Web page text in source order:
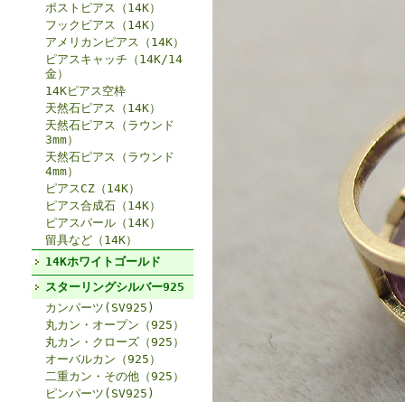
ポストピアス（14K）
フックピアス（14K）
アメリカンピアス（14K）
ピアスキャッチ（14K/14
金）
14Kピアス空枠
天然石ピアス（14K）
天然石ピアス（ラウンド
3mm）
天然石ピアス（ラウンド
4mm）
ピアスCZ（14K）
ピアス合成石（14K）
ピアスパール（14K）
留具など（14K）
14Kホワイトゴールド
スターリングシルバー925
カンパーツ(SV925)
丸カン・オープン（925）
丸カン・クローズ（925）
オーバルカン（925）
二重カン・その他（925）
ピンパーツ(SV925)